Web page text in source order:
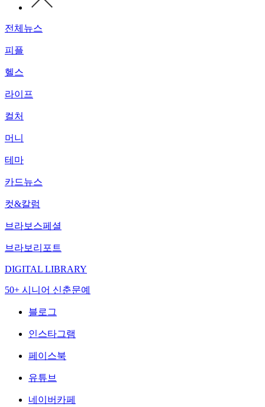
전체뉴스
피플
헬스
라이프
컬처
머니
테마
카드뉴스
컷&칼럼
브라보스페셜
브라보리포트
DIGITAL LIBRARY
50+ 시니어 신춘문예
블로그
인스타그램
페이스북
유튜브
네이버카페